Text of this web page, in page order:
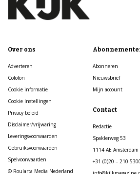
Over ons
Adverteren
Colofon
Cookie informatie
Cookie Instellingen
Privacy beleid
Disclaimer/vrijwaring
Leveringsvoorwaarden
Gebruiksvoorwaarden
Spelvoorwaarden
© Roularta Media Nederland
Abonneren
Nieuwsbrief
Mijn account
Contact
Redactie
Spaklerweg 53
1114 AE Amsterdam
+31 (0)20 – 210